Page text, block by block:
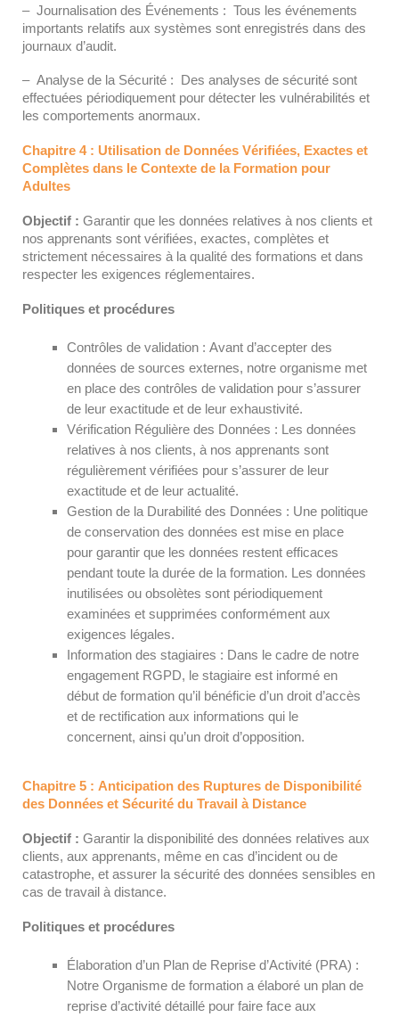
– Journalisation des Événements : Tous les événements
importants relatifs aux systèmes sont enregistrés dans des
journaux d’audit.
– Analyse de la Sécurité : Des analyses de sécurité sont
effectuées périodiquement pour détecter les vulnérabilités et
les comportements anormaux.
Chapitre 4 : Utilisation de Données Vérifiées, Exactes et
Complètes dans le Contexte de la Formation pour
Adultes
Objectif : Garantir que les données relatives à nos clients et
nos apprenants sont vérifiées, exactes, complètes et
strictement nécessaires à la qualité des formations et dans
respecter les exigences réglementaires.
Politiques et procédures
Contrôles de validation : Avant d’accepter des
données de sources externes, notre organisme met
en place des contrôles de validation pour s’assurer
de leur exactitude et de leur exhaustivité.
Vérification Régulière des Données : Les données
relatives à nos clients, à nos apprenants sont
régulièrement vérifiées pour s’assurer de leur
exactitude et de leur actualité.
Gestion de la Durabilité des Données : Une politique
de conservation des données est mise en place
pour garantir que les données restent efficaces
pendant toute la durée de la formation. Les données
inutilisées ou obsolètes sont périodiquement
examinées et supprimées conformément aux
exigences légales.
Information des stagiaires : Dans le cadre de notre
engagement RGPD, le stagiaire est informé en
début de formation qu’il bénéficie d’un droit d’accès
et de rectification aux informations qui le
concernent, ainsi qu’un droit d’opposition.
Chapitre 5 : Anticipation des Ruptures de Disponibilité
des Données et Sécurité du Travail à Distance
Objectif : Garantir la disponibilité des données relatives aux
clients, aux apprenants, même en cas d’incident ou de
catastrophe, et assurer la sécurité des données sensibles en
cas de travail à distance.
Politiques et procédures
Élaboration d’un Plan de Reprise d’Activité (PRA) :
Notre Organisme de formation a élaboré un plan de
reprise d’activité détaillé pour faire face aux